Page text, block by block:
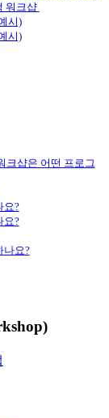
워크샵
시)
시)
크샵은 어떤 프로그
요?
요?
나요?